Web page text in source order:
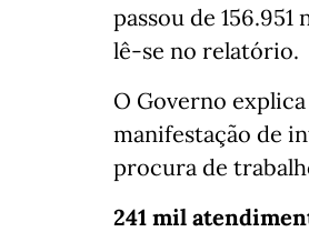
passou de 156.951
lê-se no relatório.
O Governo
manifestação de
procura de
241 mil